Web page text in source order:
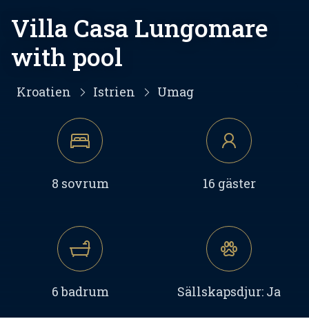
Villa Casa Lungomare
with pool
Kroatien Istrien Umag
8 sovrum 16 gäster
6 badrum Sällskapsdjur: Ja